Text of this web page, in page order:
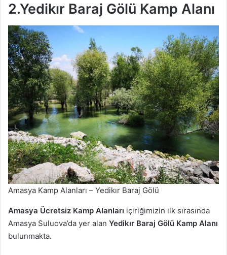
2.Yedikır Baraj Gölü Kamp Alanı
Amasya Kamp Alanları – Yedikır Baraj Gölü
Amasya Ücretsiz Kamp Alanları içiriğimizin ilk sırasında
Amasya Suluova’da yer alan Yedikır Baraj Gölü Kamp Alanı
bulunmakta.